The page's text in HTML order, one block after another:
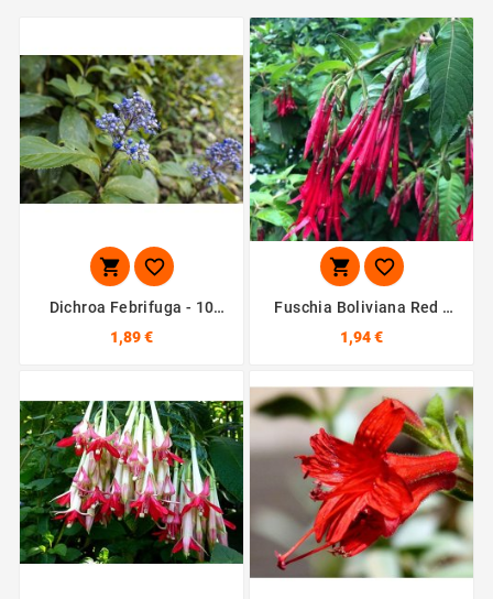
 
Dichroa Febrifuga - 10
1,89 €
 
Fuschia Boliviana Red -
1,94 €